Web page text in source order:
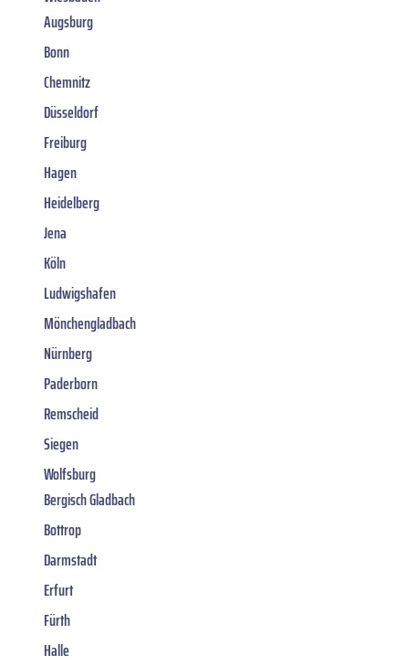
Augsburg
Bonn
Chemnitz
Düsseldorf
Freiburg
Hagen
Heidelberg
Jena
Köln
Ludwigshafen
Mönchengladbach
Nürnberg
Paderborn
Remscheid
Siegen
Wolfsburg
Bergisch Gladbach
Bottrop
Darmstadt
Erfurt
Fürth
Halle